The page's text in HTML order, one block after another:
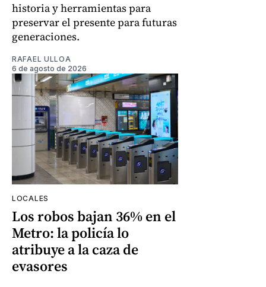
historia y herramientas para
preservar el presente para futuras
generaciones.
RAFAEL ULLOA
6 de agosto de 2026
LOCALES
Los robos bajan 36% en el
Metro: la policía lo
atribuye a la caza de
evasores